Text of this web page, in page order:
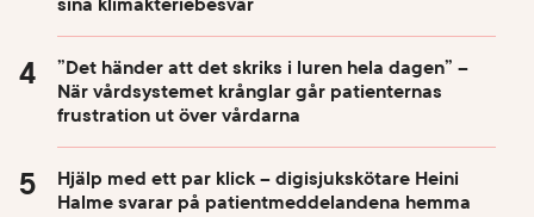
”Det händer att det skriks i luren hela dagen” –
När vårdsystemet krånglar går patienternas
frustration ut över vårdarna
Hjälp med ett par klick – digisjukskötare Heini
Halme svarar på patientmeddelandena hemma